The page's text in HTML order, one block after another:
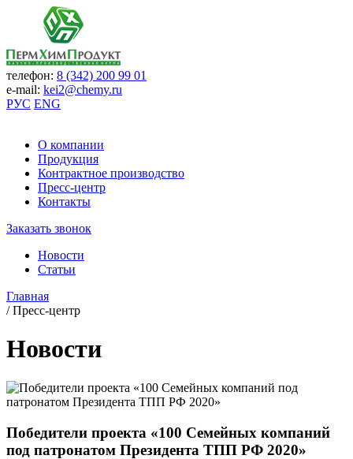
телефон: 8 (342) 200 99 01
e-mail: kei2@chemy.ru
РУС ENG
О компании
Продукция
Контрактное производство
Пресс-центр
Контакты
Заказать звонок
Новости
Статьи
Главная
/ Пресс-центр
Новости
Победители проекта «100 Семейных компаний
под патронатом Президента ТПП РФ 2020»